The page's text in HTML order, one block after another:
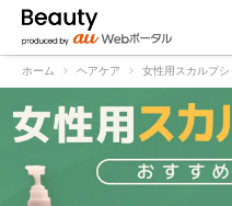
ホーム ヘアケア 女性用スカルプ
選び方 ラ